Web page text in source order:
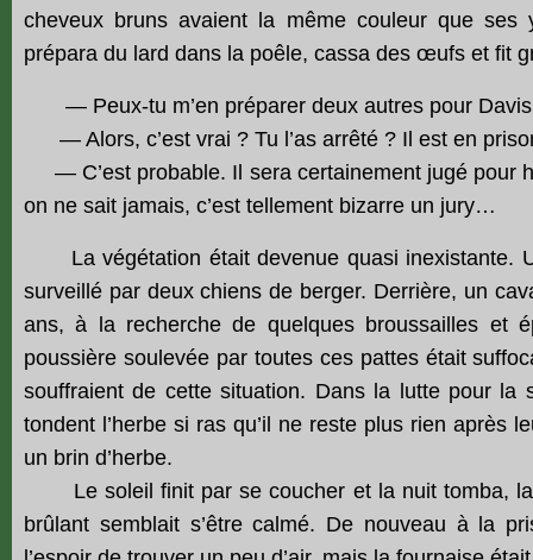
cheveux bruns avaient la même couleur que
prépara du lard dans la poêle, cassa des œufs et fit
— Peux-tu m’en préparer deux autres pour Davis
— Alors, c’est vrai ? Tu l’as arrêté ? Il est en
— C’est probable. Il sera certainement jugé pour
on ne sait jamais, c’est tellement bizarre un jury…
La végétation était devenue quasi inexistante.
surveillé par deux chiens de berger. Derrière, un
ans, à la recherche de quelques broussailles et
poussière soulevée par toutes ces pattes était
souffraient de cette situation. Dans la lutte pour la
tondent l’herbe si ras qu’il ne reste plus rien après
un brin d’herbe.
Le soleil finit par se coucher et la nuit tomba, la
brûlant semblait s’être calmé. De nouveau à la